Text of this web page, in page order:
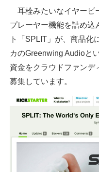
ITの今と未来を見通す
スマホと通信の最新トレン
進化するPCとデバイスの未
好きが集まる 比べて選べる
ビジネスと働き方のヒント
経営リーダーのコミュニティ
耳栓みたいなイヤーピ
プレーヤー機能を詰め込
ト「SPLIT」が、商品化
カのGreenwing Audioと
資金をクラウドファンデ
募集しています。